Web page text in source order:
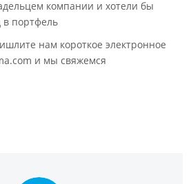
компании и хотели бы
в портфель
нам короткое электронное
и мы свяжемся